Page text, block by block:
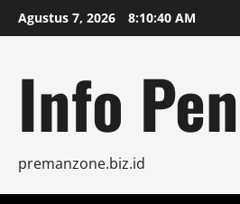
Skip
to
Agustus 7, 2026 8:10:41 AM
Info
premanzone.biz.id